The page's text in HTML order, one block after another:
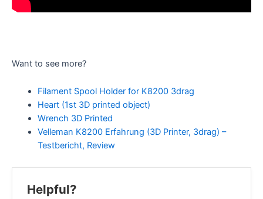
Want to see more?
Filament Spool Holder for K8200 3drag
Heart (1st 3D printed object)
Wrench 3D Printed
Velleman K8200 Erfahrung (3D Printer, 3drag) –
Testbericht, Review
Helpful?